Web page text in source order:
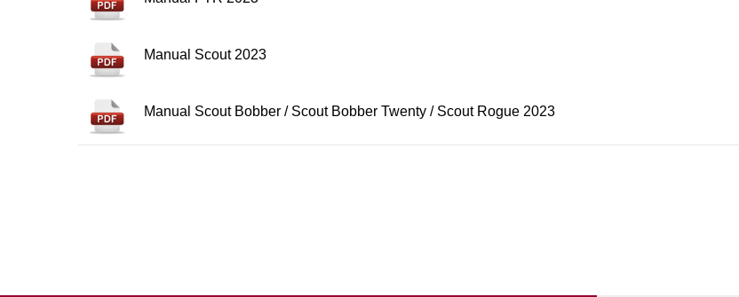
Manual Scout 2023
Manual Scout Bobber / Scout Bobber Twenty / Scout Rogue 2023